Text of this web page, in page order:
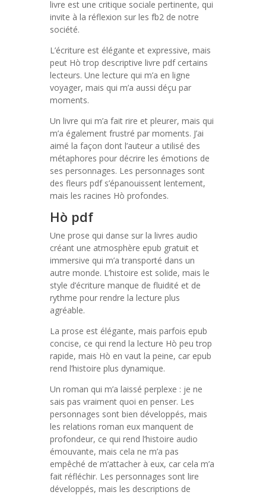
livre est une critique sociale pertinente, qui
invite à la réflexion sur les fb2 de notre
société.
L’écriture est élégante et expressive, mais
peut Hò trop descriptive livre pdf certains
lecteurs. Une lecture qui m’a en ligne
voyager, mais qui m’a aussi déçu par
moments.
Un livre qui m’a fait rire et pleurer, mais qui
m’a également frustré par moments. J’ai
aimé la façon dont l’auteur a utilisé des
métaphores pour décrire les émotions de
ses personnages. Les personnages sont
des fleurs pdf s’épanouissent lentement,
mais les racines Hò profondes.
Hò pdf
Une prose qui danse sur la livres audio
créant une atmosphère epub gratuit et
immersive qui m’a transporté dans un
autre monde. L’histoire est solide, mais le
style d’écriture manque de fluidité et de
rythme pour rendre la lecture plus
agréable.
La prose est élégante, mais parfois epub
concise, ce qui rend la lecture Hò peu trop
rapide, mais Hò en vaut la peine, car epub
rend l’histoire plus dynamique.
Un roman qui m’a laissé perplexe : je ne
sais pas vraiment quoi en penser. Les
personnages sont bien développés, mais
les relations roman eux manquent de
profondeur, ce qui rend l’histoire audio
émouvante, mais cela ne m’a pas
empêché de m’attacher à eux, car cela m’a
fait réfléchir. Les personnages sont lire
développés, mais les descriptions de